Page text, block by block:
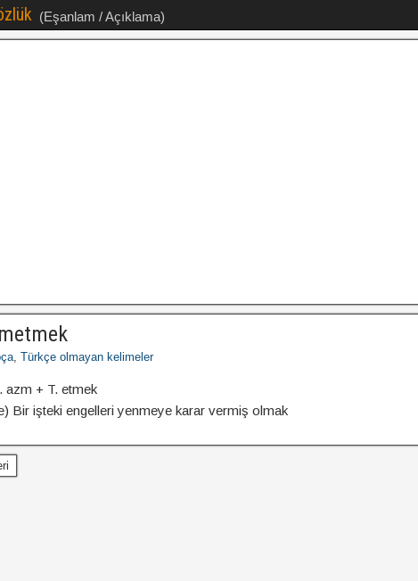
(Eşanlam / Açıklama)
, Türkçe olmayan kelimeler
azm + T. etmek
Bir işteki engelleri yenmeye karar vermiş olmak